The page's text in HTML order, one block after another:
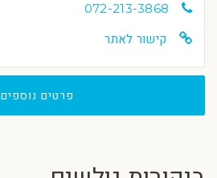
072-213-3868
קישור לאתר
פרטים נוספים